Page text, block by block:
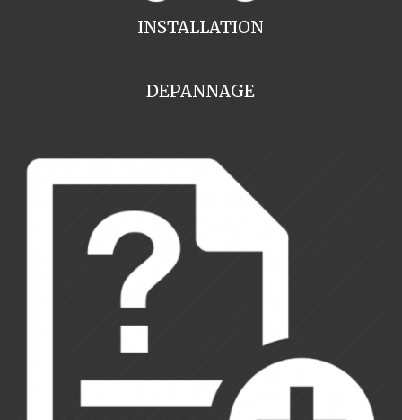
INSTALLATION
DEPANNAGE